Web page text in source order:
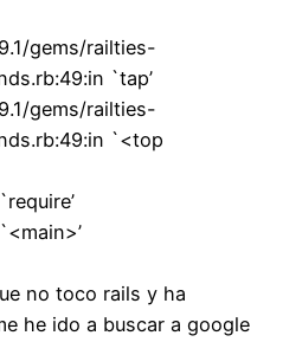
gems/railties-
`tap’
gems/railties-
`<top
no toco rails y ha
he ido a buscar a google